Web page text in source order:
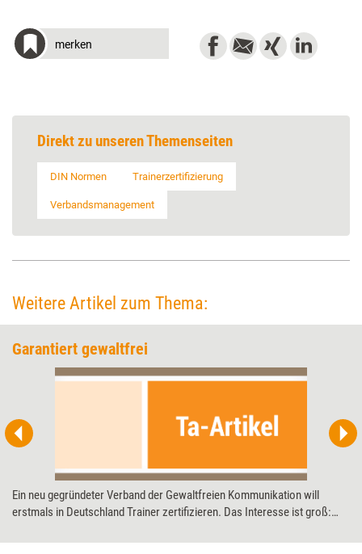
merken
Direkt zu unseren Themenseiten
DIN Normen Trainerzertifizierung
Verbandsmanagement
Weitere Artikel zum Thema:
Garantiert gewaltfrei
Ein neu gegründeter Verband der Gewaltfreien Kommunikation will
erstmals in Deutschland Trainer zertifizieren. Das Interesse ist groß: